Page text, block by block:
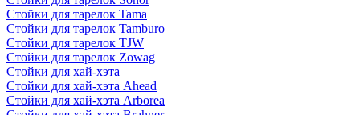
Стойки для тарелок Tama
Стойки для тарелок Tamburo
Стойки для тарелок TJW
Стойки для тарелок Zowag
Стойки для хай-хэта
Стойки для хай-хэта Ahead
Стойки для хай-хэта Arborea